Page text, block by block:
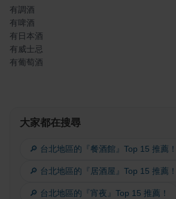
有調酒
有啤酒
有日本酒
有威士忌
有葡萄酒
大家都在搜尋
🔎 台北地區的『餐酒館』Top 15 推薦！
🔎 台北地區的『居酒屋』Top 15 推薦！
🔎 台北地區的『宵夜』Top 15 推薦！